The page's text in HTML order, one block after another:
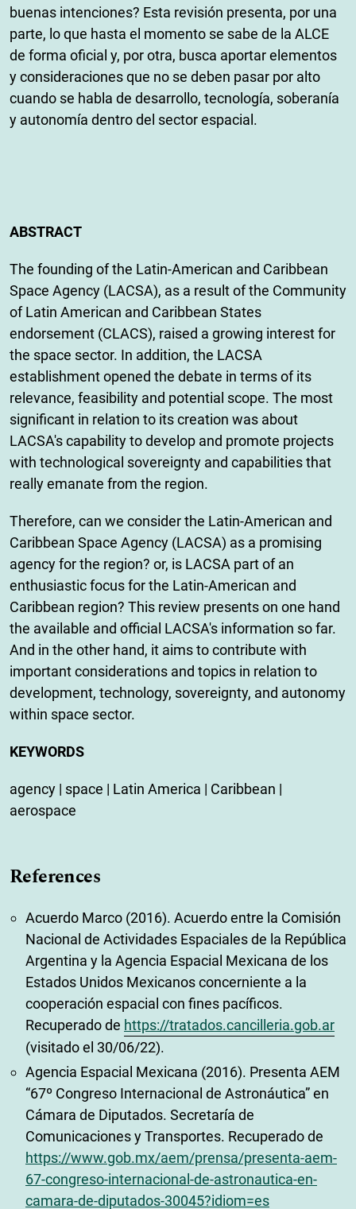
buenas intenciones? Esta revisión presenta, por una
parte, lo que hasta el momento se sabe de la ALCE
de forma oficial y, por otra, busca aportar elementos
y consideraciones que no se deben pasar por alto
cuando se habla de desarrollo, tecnología, soberanía
y autonomía dentro del sector espacial.
ABSTRACT
The founding of the Latin-American and Caribbean
Space Agency (LACSA), as a result of the Community
of Latin American and Caribbean States
endorsement (CLACS), raised a growing interest for
the space sector. In addition, the LACSA
establishment opened the debate in terms of its
relevance, feasibility and potential scope. The most
significant in relation to its creation was about
LACSA's capability to develop and promote projects
with technological sovereignty and capabilities that
really emanate from the region.
Therefore, can we consider the Latin-American and
Caribbean Space Agency (LACSA) as a promising
agency for the region? or, is LACSA part of an
enthusiastic focus for the Latin-American and
Caribbean region? This review presents on one hand
the available and official LACSA's information so far.
And in the other hand, it aims to contribute with
important considerations and topics in relation to
development, technology, sovereignty, and autonomy
within space sector.
KEYWORDS
agency | space | Latin America | Caribbean |
aerospace
References
Acuerdo Marco (2016). Acuerdo entre la Comisión
Nacional de Actividades Espaciales de la República
Argentina y la Agencia Espacial Mexicana de los
Estados Unidos Mexicanos concerniente a la
cooperación espacial con fines pacíficos.
Recuperado de https://tratados.cancilleria.gob.ar
(visitado el 30/06/22).
Agencia Espacial Mexicana (2016). Presenta AEM
“67º Congreso Internacional de Astronáutica” en
Cámara de Diputados. Secretaría de
Comunicaciones y Transportes. Recuperado de
https://www.gob.mx/aem/prensa/presenta-aem-
67-congreso-internacional-de-astronautica-en-
camara-de-diputados-30045?idiom=es